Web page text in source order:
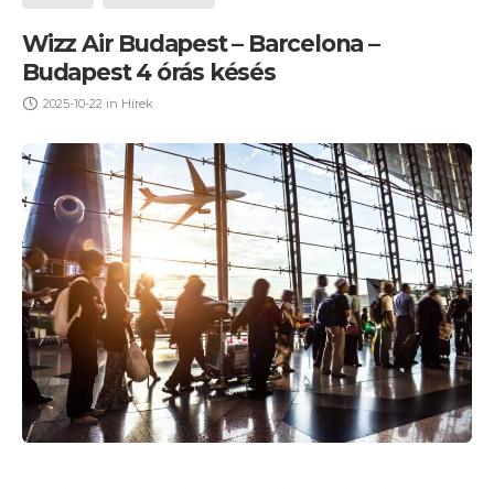
Wizz Air Budapest – Barcelona –
Budapest 4 órás késés
2025-10-22 in Hírek